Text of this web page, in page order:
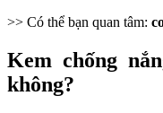
>> Có thể bạn quan tâm:
Kem chống
không?